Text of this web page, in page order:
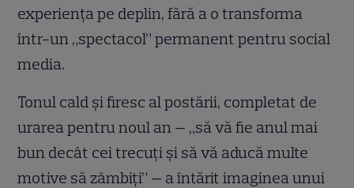
experiența pe deplin, fără a o transforma
într-un „spectacol” permanent pentru social
media.
Tonul cald și firesc al postării, completat de
urarea pentru noul an — „să vă fie anul mai
bun decât cei trecuți şi să vă aducă multe
motive să zâmbiți” — a întărit imaginea unui